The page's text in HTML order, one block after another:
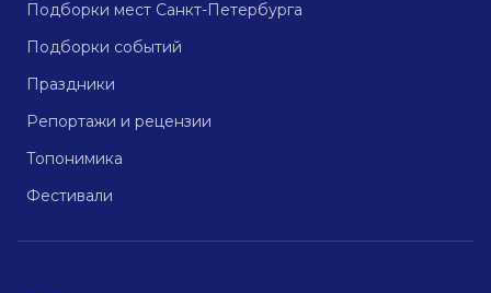
Подборки мест Санкт-Петербурга
Подборки событий
Праздники
Репортажи и рецензии
Топонимика
Фестивали